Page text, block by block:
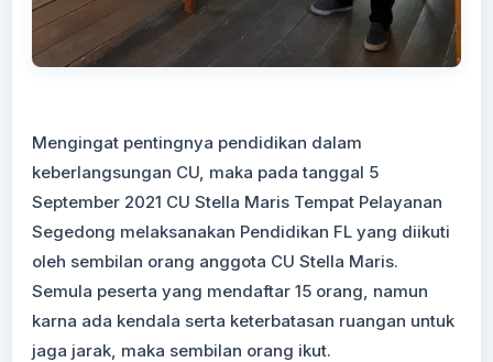
Mengingat pentingnya pendidikan dalam
keberlangsungan CU, maka pada tanggal 5
September 2021 CU Stella Maris Tempat Pelayanan
Segedong melaksanakan Pendidikan FL yang diikuti
oleh sembilan orang anggota CU Stella Maris.
Semula peserta yang mendaftar 15 orang, namun
karna ada kendala serta keterbatasan ruangan untuk
jaga jarak, maka sembilan orang ikut.